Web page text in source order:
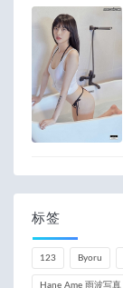
标签
123 Byoru
Hane Ame 雨波写真